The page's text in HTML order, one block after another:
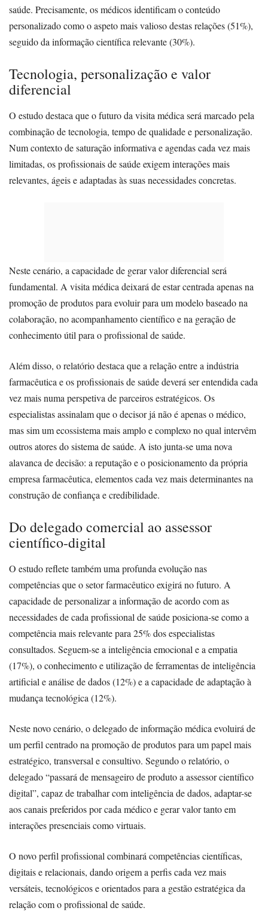
saúde. Precisamente, os médicos identificam o conteúdo
personalizado como o aspeto mais valioso destas relações (51%),
seguido da informação científica relevante (30%).
Tecnologia, personalização e valor
diferencial
O estudo destaca que o futuro da visita médica será marcado pela
combinação de tecnologia, tempo de qualidade e personalização.
Num contexto de saturação informativa e agendas cada vez mais
limitadas, os profissionais de saúde exigem interações mais
relevantes, ágeis e adaptadas às suas necessidades concretas.
Neste cenário, a capacidade de gerar valor diferencial será
fundamental. A visita médica deixará de estar centrada apenas na
promoção de produtos para evoluir para um modelo baseado na
colaboração, no acompanhamento científico e na geração de
conhecimento útil para o profissional de saúde.
Além disso, o relatório destaca que a relação entre a indústria
farmacêutica e os profissionais de saúde deverá ser entendida cada
vez mais numa perspetiva de parceiros estratégicos. Os
especialistas assinalam que o decisor já não é apenas o médico,
mas sim um ecossistema mais amplo e complexo no qual intervêm
outros atores do sistema de saúde. A isto junta-se uma nova
alavanca de decisão: a reputação e o posicionamento da própria
empresa farmacêutica, elementos cada vez mais determinantes na
construção de confiança e credibilidade.
Do delegado comercial ao assessor
científico-digital
O estudo reflete também uma profunda evolução nas
competências que o setor farmacêutico exigirá no futuro. A
capacidade de personalizar a informação de acordo com as
necessidades de cada profissional de saúde posiciona-se como a
competência mais relevante para 25% dos especialistas
consultados. Seguem-se a inteligência emocional e a empatia
(17%), o conhecimento e utilização de ferramentas de inteligência
artificial e análise de dados (12%) e a capacidade de adaptação à
mudança tecnológica (12%).
Neste novo cenário, o delegado de informação médica evoluirá de
um perfil centrado na promoção de produtos para um papel mais
estratégico, transversal e consultivo. Segundo o relatório, o
delegado “passará de mensageiro de produto a assessor científico
digital”, capaz de trabalhar com inteligência de dados, adaptar-se
aos canais preferidos por cada médico e gerar valor tanto em
interações presenciais como virtuais.
O novo perfil profissional combinará competências científicas,
digitais e relacionais, dando origem a perfis cada vez mais
versáteis, tecnológicos e orientados para a gestão estratégica da
relação com o profissional de saúde.